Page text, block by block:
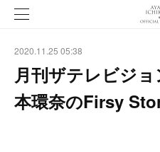
2020.11.25 05:38
月刊ザテレビジ
本環奈のFirsy